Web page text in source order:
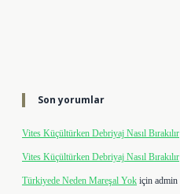
Son yorumlar
Vites Küçültürken Debriyaj Nasıl Bırakılır
Vites Küçültürken Debriyaj Nasıl Bırakılır
Türkiyede Neden Mareşal Yok için admin